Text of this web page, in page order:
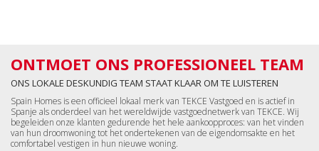
ONTMOET ONS PROFESSIONEEL TEAM
ONS LOKALE DESKUNDIG TEAM STAAT KLAAR OM TE LUISTEREN
Spain Homes is een officieel lokaal merk van TEKCE Vastgoed en is actief in
Spanje als onderdeel van het wereldwijde vastgoednetwerk van TEKCE. Wij
begeleiden onze klanten gedurende het hele aankoopproces: van het vinden
van hun droomwoning tot het ondertekenen van de eigendomsakte en het
comfortabel vestigen in hun nieuwe woning.